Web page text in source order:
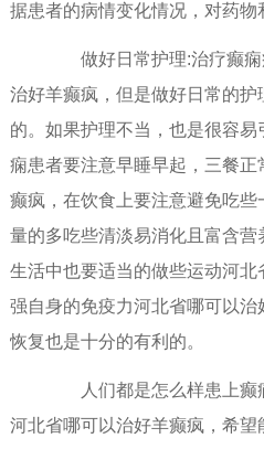
据患者的病情变化情况，对药物
做好日常护理:治疗癫痫
治好羊癫疯，但是做好日常的
的。如果护理不当，也是很容
痫患者要注意早睡早起，三餐
癫疯，在饮食上要注意避免吃
量的多吃些清淡易消化且富含
生活中也要适当的做些运动河
强自身的免疫力河北省哪可以
恢复也是十分的有利的。
人们都是怎么样患上癫
河北省哪可以治好羊癫疯，希